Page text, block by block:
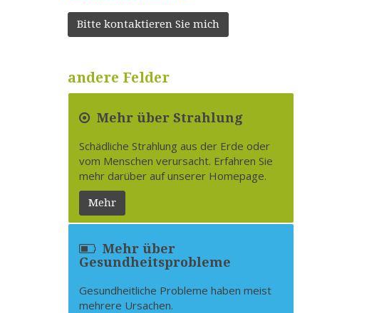
Bitte kontaktieren Sie mich
andere Felder
Mehr über Strahlung
Schädliche Strahlung aus der Erde oder
vom Menschen verursacht. Erfahren Sie
mehr darüber auf unserer Homepage.
Mehr
Mehr über
Gesundheitsprobleme
Gesundheitliche Probleme haben meist
mehrere Ursachen.